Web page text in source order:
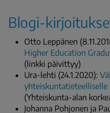
Blogi-
Otto Leppänen
Higher Education
(linkki päivittyy)
Ura-lehti (24.1.2020):
(Yhteiskunta-alan
Johanna Pohjonen ja